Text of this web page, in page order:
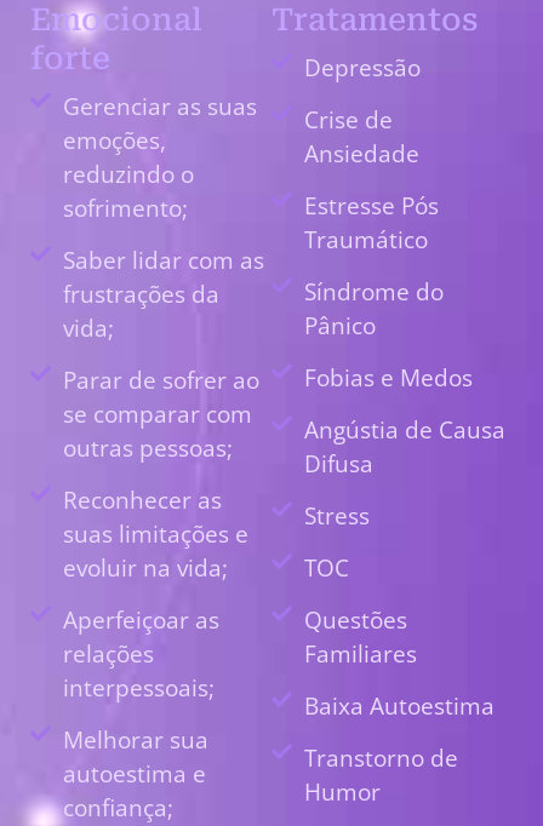
Emocional
forte
Gerenciar as suas
emoções,
reduzindo o
sofrimento;
Saber lidar com as
frustrações da
vida;
Parar de sofrer ao
se comparar com
outras pessoas;
Reconhecer as
suas limitações e
evoluir na vida;
Aperfeiçoar as
relações
interpessoais;
Melhorar sua
autoestima e
confiança;
Tratamentos
Depressão
Crise de
Ansiedade
Estresse Pós
Traumático
Síndrome do
Pânico
Fobias e Medos
Angústia de Causa
Difusa
Stress
TOC
Questões
Familiares
Baixa Autoestima
Transtorno de
Humor